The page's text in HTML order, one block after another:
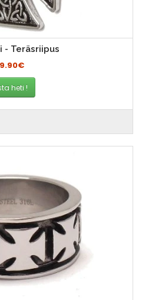
- Teräsriipus
heti !